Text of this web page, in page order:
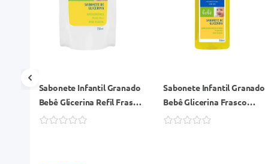
Sabonete Infantil Granado
Bebê Glicerina Refil Frasco
250ml
Sabonete Infantil Granado
Bebê Glicerina Frasco
250ml